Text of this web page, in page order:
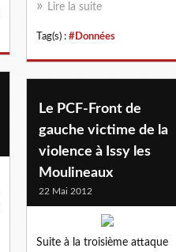
Lire la suite
Tag(s) : #Données
Le PCF-Front de
gauche victime de la
violence à Issy les
Moulineaux
22 Mai 2012
Suite à la troisième attaque